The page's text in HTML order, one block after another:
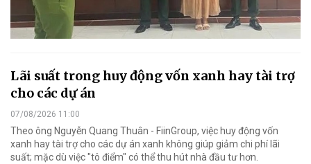
Lãi suất trong huy động vốn xanh hay tài trợ
cho các dự án
07/08/2026 11:00
Theo ông Nguyễn Quang Thuân - FiinGroup, việc huy động vốn
xanh hay tài trợ cho các dự án xanh không giúp giảm chi phí lãi
suất; mặc dù việc "tô điểm" có thể thu hút nhà đầu tư hơn.